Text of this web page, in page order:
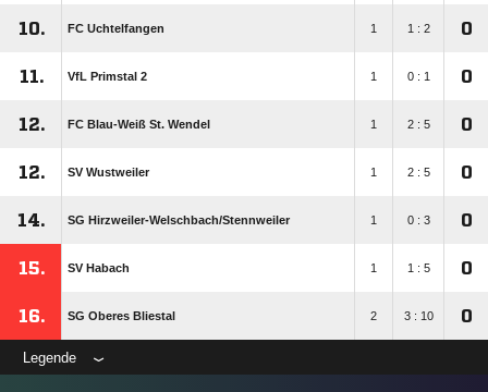
10. FC Uchtelfangen 1 1 : 2 0
11. VfL Primstal 2 1 0 : 1 0
12. FC Blau-Weiß St. Wendel 1 2 : 5 0
12. SV Wustweiler 1 2 : 5 0
14. SG Hirzweiler-Welschbach/​Stennweiler 1 0 : 3 0
15. SV Habach 1 1 : 5 0
16. SG Oberes Bliestal 2 3 : 10 0
Legende